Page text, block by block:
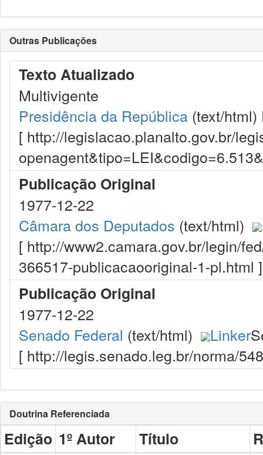
Outras Publicações
Texto Atualizado
Multivigente
Presidência da República (text/html)
[ http://legislacao.planalto.gov.br/
Publicação Original
1977-12-22
Câmara dos Deputados (text/html)
[ http://www2.camara.gov.br/legin/
366517-publicacaooriginal-1-pl.html ]
Publicação Original
1977-12-22
Senado Federal (text/html) Linker
[ http://legis.senado.leg.br/norma/
Doutrina Referenciada
Edição 1º Autor Título